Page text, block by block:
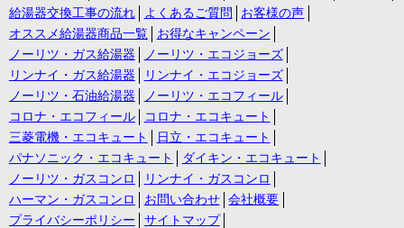
給湯器交換工事の流れ
よくあるご質問
お客様の声
オススメ給湯器商品一覧
お得なキャンペーン
ノーリツ・ガス給湯器
ノーリツ・エコジョーズ
リンナイ・ガス給湯器
リンナイ・エコジョーズ
ノーリツ・石油給湯器
ノーリツ・エコフィール
コロナ・エコフィール
コロナ・エコキュート
三菱電機・エコキュート
日立・エコキュート
パナソニック・エコキュート
ダイキン・エコキュート
ノーリツ・ガスコンロ
リンナイ・ガスコンロ
ハーマン・ガスコンロ
お問い合わせ
会社概要
プライバシーポリシー
サイトマップ